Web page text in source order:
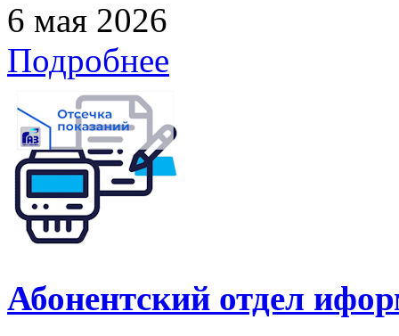
6 мая 2026
Подробнее
Абонентский отдел